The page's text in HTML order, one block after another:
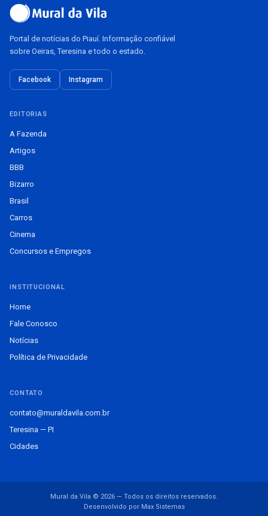
Portal de notícias do Piauí. Informação confiável
sobre Oeiras, Teresina e todo o estado.
Facebook Instagram
EDITORIAS
A Fazenda
Artigos
BBB
Bizarro
Brasil
Carros
Cinema
Concursos e Empregos
INSTITUCIONAL
Home
Fale Conosco
Notícias
Política de Privacidade
CONTATO
contato@muraldavila.com.br
Teresina — PI
Cidades
Mural da Vila © 2026 — Todos os direitos reservados.
Desenvolvido por Max Sistemas